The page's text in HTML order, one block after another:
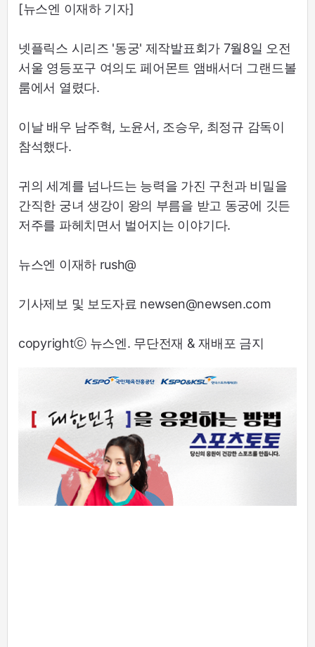
[뉴스엔 이재하 기자]
넷플릭스 시리즈 '동궁' 제작발표회가 7월8일 오전
서울 영등포구 여의도 페어몬트 앰배서더 그랜드볼
룸에서 열렸다.
이날 배우 남주혁, 노윤서, 조승우, 최정규 감독이
참석했다.
귀의 세계를 넘나드는 능력을 가진 구천과 비밀을
간직한 궁녀 생강이 왕의 부름을 받고 동궁에 깃든
저주를 파헤치면서 벌어지는 이야기다.
뉴스엔 이재하 rush@
기사제보 및 보도자료 newsen@newsen.com
copyrightⓒ 뉴스엔. 무단전재 & 재배포 금지